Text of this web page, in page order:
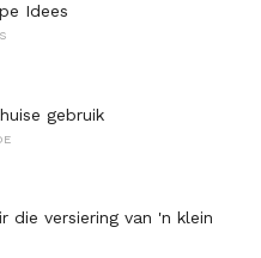
Idees
gebruik
die versiering van 'n klein